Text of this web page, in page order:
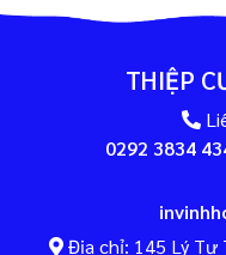
THIỆP
0292 3834
Địa chỉ: 145 Lý Tự